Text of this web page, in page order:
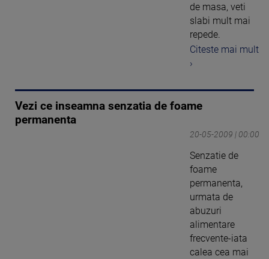
de masa, veti
slabi mult mai
repede.
Citeste mai mult
›
Vezi ce inseamna senzatia de foame
permanenta
20-05-2009 | 00:00
Senzatie de
foame
permanenta,
urmata de
abuzuri
alimentare
frecvente-iata
calea cea mai